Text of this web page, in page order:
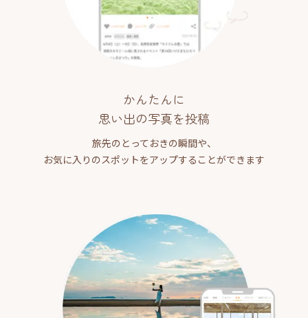
かんたんに
思い出の写真を投稿
旅先のとっておきの瞬間や、
お気に入りのスポットをアップすることができます